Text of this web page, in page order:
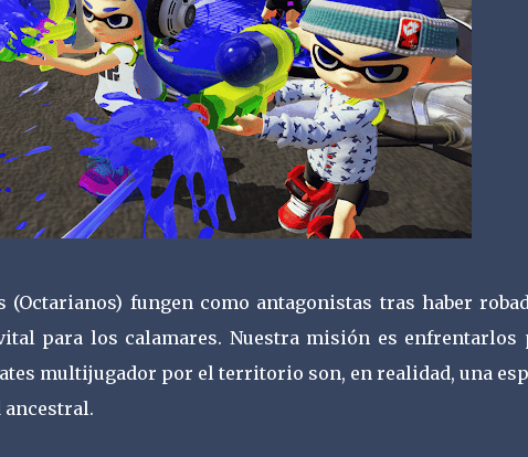
fungen como antagonistas tras haber
para los calamares. Nuestra misión es enfrentarlos
multijugador por el territorio son, en realidad, una